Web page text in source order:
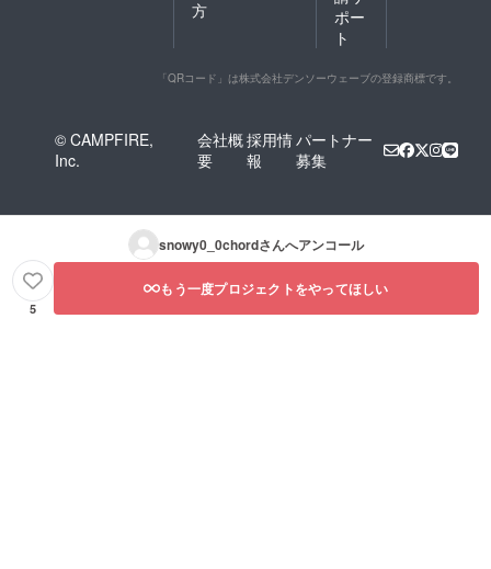
方
ポー
ト
「QRコード」は株式会社デンソーウェーブの登録商標です。
© CAMPFIRE,
Inc.
会社概
要
採用情
報
パートナー
募集
snowy0_0chordさんへアンコール
5
もう一度プロジェクトをやってほしい